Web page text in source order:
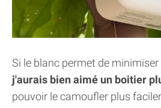
Si le blanc permet de
j'aurais bien aimé un boitier
pouvoir le camoufler plus